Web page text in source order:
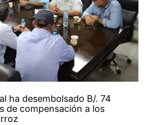
ha desembolsado B/. 74
de compensación a los